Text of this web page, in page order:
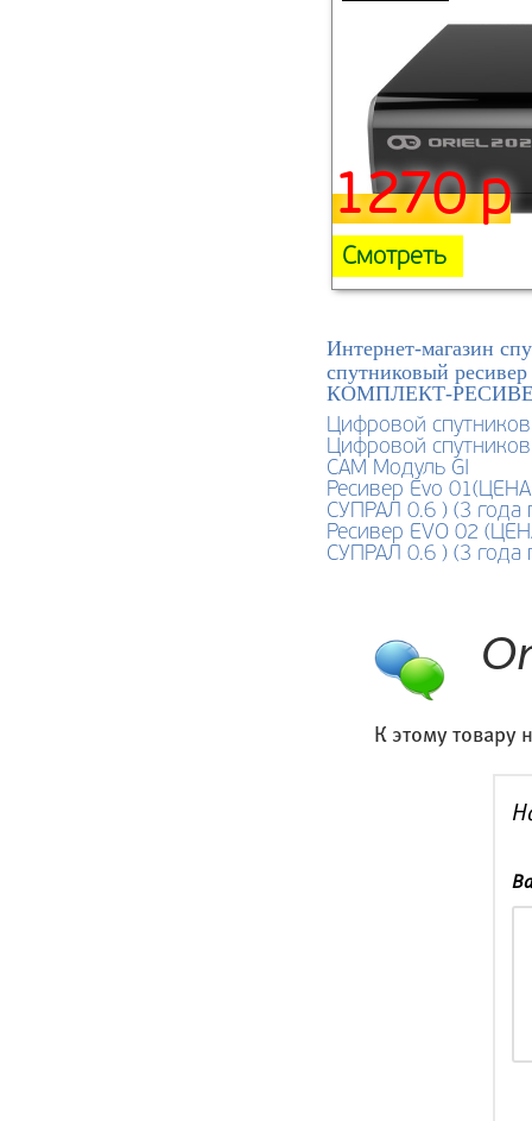
Смотреть
1270 р
Интернет-магазин
спутниковый
КОМПЛЕКТ-
Цифровой
Цифровой
CAM Модуль GI
Ресивер Evo
СУПРАЛ 0.6 ) (3 года
Ресивер EVO 02
СУПРАЛ 0.6 ) (3 года
К этому товару